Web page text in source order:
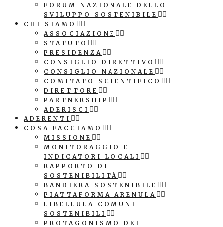
FORUM NAZIONALE DELLO
SVILUPPO SOSTENIBILE
CHI SIAMO
ASSOCIAZIONE
STATUTO
PRESIDENZA
CONSIGLIO DIRETTIVO
CONSIGLIO NAZIONALE
COMITATO SCIENTIFICO
DIRETTORE
PARTNERSHIP
ADERISCI
ADERENTI
COSA FACCIAMO
MISSIONE
MONITORAGGIO E
INDICATORI LOCALI
RAPPORTO DI
SOSTENIBILITÀ
BANDIERA SOSTENIBILE
PIATTAFORMA ARENULA
LIBELLULA COMUNI
SOSTENIBILI
PROTAGONISMO DEI